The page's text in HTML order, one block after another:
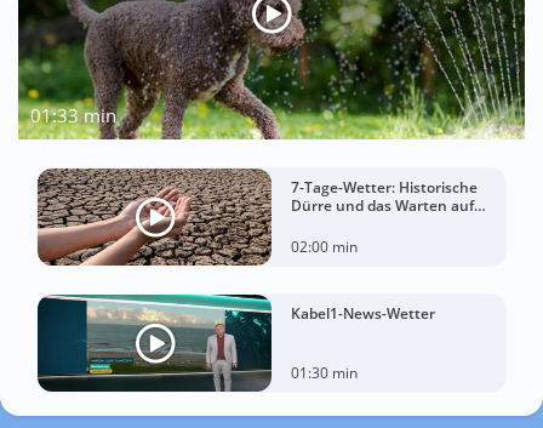
01:33 min
7-Tage-Wetter: Historische
Dürre und das Warten auf
02:00 min
Kabel1-News-Wetter
01:30 min